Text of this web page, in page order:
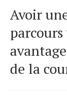
Avoir
de la